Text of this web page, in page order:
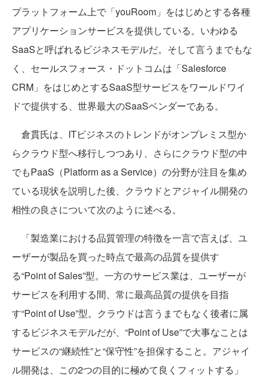
プラットフォーム上で「youRoom」をはじめとする各種
アプリケーションサービスを提供している。いわゆる
SaaSと呼ばれるビジネスモデルだ。そして言うまでもな
く、セールスフォース・ドットコムは「Salesforce
CRM」をはじめとするSaaS型サービスをワールドワイ
ドで提供する、世界最大のSaaSベンダーである。
倉貫氏は、ITビジネスのトレンドがオンプレミス型か
らクラウド型へ移行しつつあり、さらにクラウド型の中
でもPaaS（Platform as a Service）の分野が注目を集め
ている現状を説明した後、クラウドとアジャイル開発の
相性の良さについて次のように述べる。
「製造業における品質管理の特徴を一言で言えば、ユ
ーザーが製品を買った時点で最高の品質を提供す
る“Point of Sales”型。一方のサービス業は、ユーザーが
サービスを利用する間、常に最高品質の提供を目指
す“Point of Use”型。クラウドは言うまでもなく後者に属
するビジネスモデルだが、“Point of Use”で大事なことは
サービスの“継続性”と“保守性”を担保すること。アジャイ
ル開発は、この2つの目的に極めて良くフィットする」